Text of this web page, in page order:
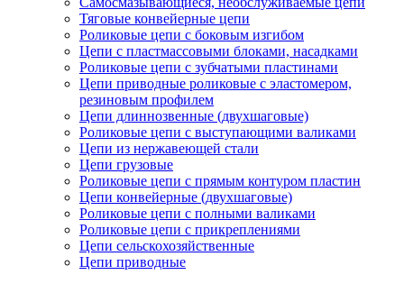
Тяговые конвейерные цепи
Роликовые цепи с боковым изгибом
Цепи с пластмассовыми блоками, насадками
Роликовые цепи с зубчатыми пластинами
Цепи приводные роликовые с эластомером,
резиновым профилем
Цепи длиннозвенные (двухшаговые)
Роликовые цепи с выступающими валиками
Цепи из нержавеющей стали
Цепи грузовые
Роликовые цепи с прямым контуром пластин
Цепи конвейерные (двухшаговые)
Роликовые цепи с полными валиками
Роликовые цепи с прикреплениями
Цепи сельскохозяйственные
Цепи приводные